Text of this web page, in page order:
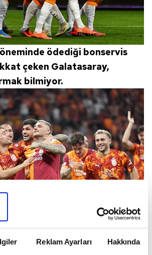
Reklam Ayarları Hakkında
ödediği bonservis
çeken Galatasaray,
bilmiyor.
öncesi kadrosunu